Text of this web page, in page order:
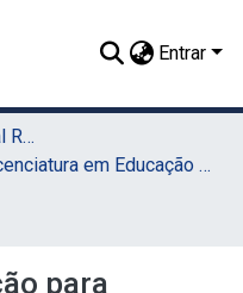
Entrar
01. Universidade Federal Rural de Pernambuco - UFRPE (Sede)
Licenciatura em Educação Física (Sede)
para